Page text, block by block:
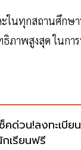
ในทุกสถานศึก
ภาพสูงสุด ในกา
คด่วน!ลงทะเบี
เรียนฟรี